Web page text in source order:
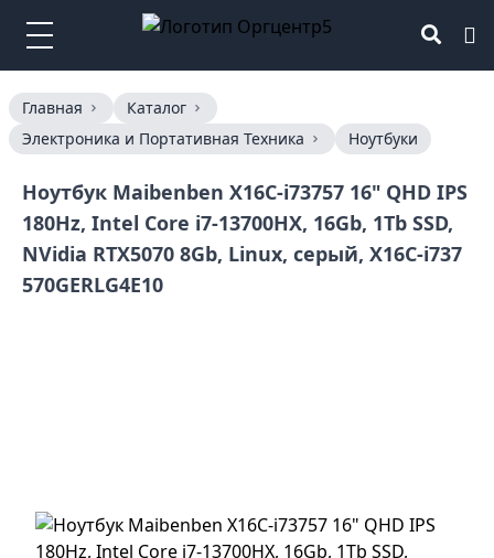
Главная
Каталог
Электроника и Портативная Техника
Ноутбуки
Ноутбук Maibenben X16C-i73757 16" QHD IPS
180Hz, Intel Core i7-13700HX, 16Gb, 1Tb SSD,
NVidia RTX5070 8Gb, Linux, серый, X16C-i737
570GERLG4E10